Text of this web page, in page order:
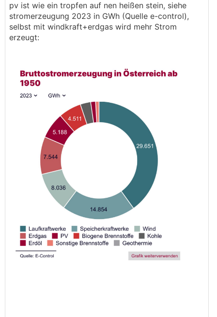
───────────────
Den solltest zu Mittag laden um die
Einspeisespitze zu glätten und Nachts entladen
pv ist wie ein tropfen auf nen heißen stein, siehe
stromerzeugung 2023 in GWh (Quelle e-control),
selbst mit windkraft+erdgas wird mehr Strom
erzeugt: